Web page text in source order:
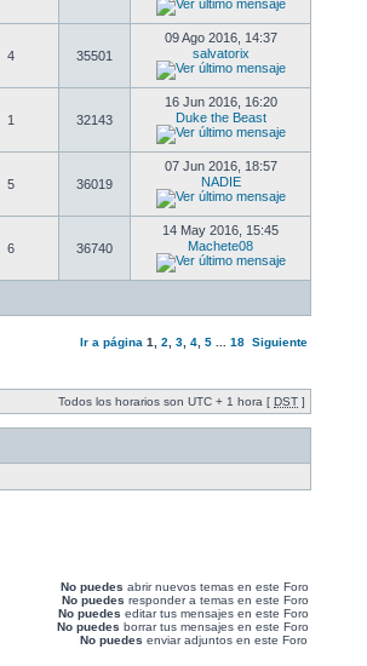
4 35501
09 Ago 2016, 14:37
salvatorix
1 32143
16 Jun 2016, 16:20
Duke the Beast
5 36019
07 Jun 2016, 18:57
NADIE
6 36740
14 May 2016, 15:45
Machete08
Ir a página 1 2 3 4 5 18 Siguiente
Todos los horarios son UTC + 1 hora [ DST ]
No puedes abrir nuevos temas en este Foro
No puedes responder a temas en este Foro
No puedes editar tus mensajes en este Foro
No puedes borrar tus mensajes en este Foro
No puedes enviar adjuntos en este Foro